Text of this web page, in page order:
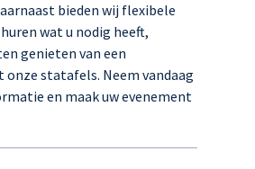
bieden wij flexibele
wat u nodig heeft,
genieten van een
statafels. Neem vandaag
en maak uw evenement